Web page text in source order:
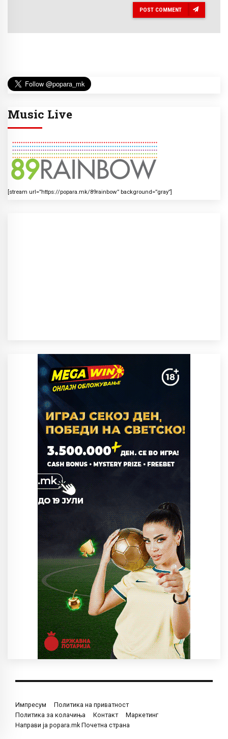
POST COMMENT
Music Live
[stream url=”https://popara.mk/89rainbow” background=”gray”]
Импресум
Политика на приватност
Политика за колачиња
Контакт
Маркетинг
Направи ја popara.mk Почетна страна